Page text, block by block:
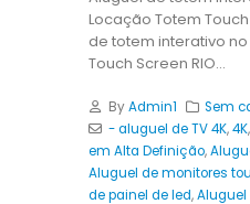
Locação Totem Touch
de totem interativo
Touch Screen RIO...
ByAdmin1
Sem
- aluguel de TV 4K,4K,
em Alta Definição,
Aluguel de monitores
de painel de led,Aluguel